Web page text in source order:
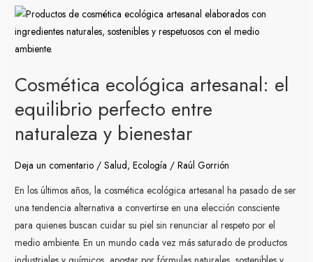
Cosmética ecológica artesanal: el
equilibrio perfecto entre
naturaleza y bienestar
Deja un comentario /Salud,Ecología /Raúl Gorrión
En los últimos años, la cosmética ecológica artesanal ha pasado de ser
una tendencia alternativa a convertirse en una elección consciente
para quienes buscan cuidar su piel sin renunciar al respeto por el
medio ambiente. En un mundo cada vez más saturado de productos
Cosmética
ecológica
artesanal:
equilibrio
perfecto
entre
naturaleza
bienestar